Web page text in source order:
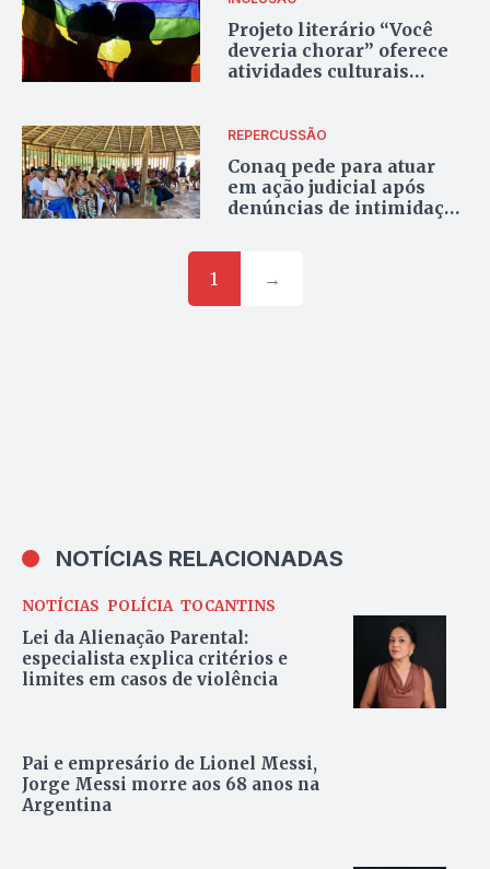
Projeto literário “Você
deveria chorar” oferece
atividades culturais
REPERCUSSÃO
Conaq pede para atuar
em ação judicial após
denúncias de intimidação
Tocantins
1
→
NOTÍCIAS RELACIONADAS
NOTÍCIAS POLÍCIA TOCANTINS
Lei da Alienação Parental:
especialista explica critérios e
limites em casos de violência
Pai e empresário de Lionel Messi,
Jorge Messi morre aos 68 anos na
Argentina